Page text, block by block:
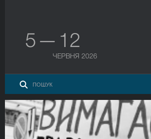
5 — 12
ЧЕРВНЯ 2026